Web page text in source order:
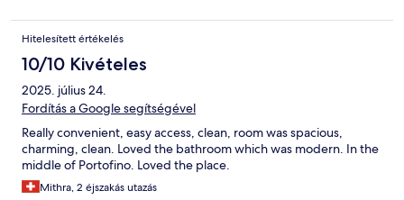
Hitelesített értékelés
10/10 Kivételes
2025. július 24.
Fordítás a Google segítségével
Really convenient, easy access, clean, room was spacious,
charming, clean. Loved the bathroom which was modern. In the
middle of Portofino. Loved the place.
Mithra, 2 éjszakás utazás